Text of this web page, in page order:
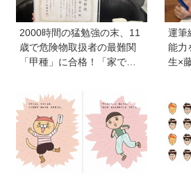
2000時間の猛勉強の末、11
歳で危険物取扱者の最難関
「甲種」に合格！「家で両
もやらなきゃと思った」
運筆
能力
生×
形も